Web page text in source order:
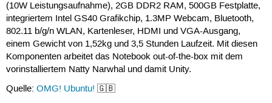
(10W Leistungsaufnahme), 2GB DDR2 RAM, 500GB Festplatte,
integriertem Intel GS40 Grafikchip, 1.3MP Webcam, Bluetooth,
802.11 b/g/n WLAN, Kartenleser, HDMI und VGA-Ausgang,
einem Gewicht von 1,52kg und 3,5 Stunden Laufzeit. Mit diesen
Komponenten arbeitet das Notebook out-of-the-box mit dem
vorinstalliertem Natty Narwhal und damit Unity.
Quelle: OMG! Ubuntu! 🇬🇧